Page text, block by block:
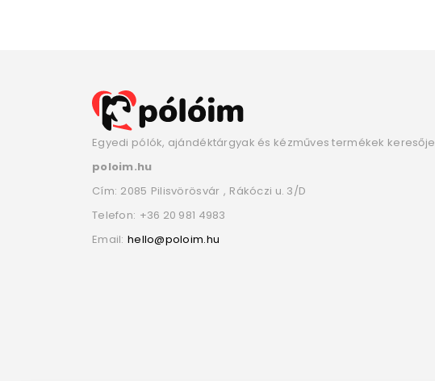
Egyedi pólók, ajándéktárgyak és kézműves termékek keresője
poloim.hu
Cím: 2085 Pilisvörösvár , Rákóczi u. 3/D
Telefon: +36 20 981 4983
Email: hello@poloim.hu